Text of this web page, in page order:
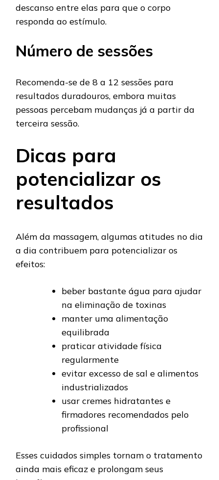
descanso entre elas para que o corpo
responda ao estímulo.
Número de sessões
Recomenda-se de 8 a 12 sessões para
resultados duradouros, embora muitas
pessoas percebam mudanças já a partir da
terceira sessão.
Dicas para
potencializar os
resultados
Além da massagem, algumas atitudes no dia
a dia contribuem para potencializar os
efeitos:
beber bastante água para ajudar
na eliminação de toxinas
manter uma alimentação
equilibrada
praticar atividade física
regularmente
evitar excesso de sal e alimentos
industrializados
usar cremes hidratantes e
firmadores recomendados pelo
profissional
Esses cuidados simples tornam o tratamento
ainda mais eficaz e prolongam seus